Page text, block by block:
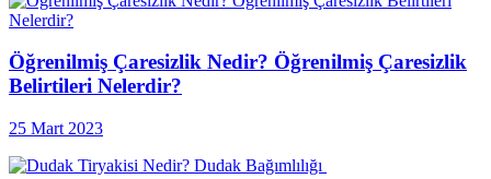
Öğrenilmiş Çaresizlik Nedir? Öğrenilmiş Çaresizlik
Belirtileri Nelerdir?
25 Mart 2023